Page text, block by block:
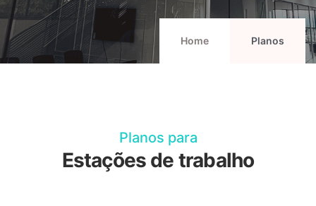
Home Planos
Planos para
Estações de trabalho